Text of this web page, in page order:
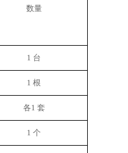
数量
1 台
1 根
各1 套
1 个